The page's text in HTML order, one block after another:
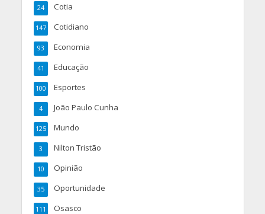
Cotia
24
Cotidiano
147
Economia
93
Educação
41
Esportes
100
João Paulo Cunha
4
Mundo
125
Nilton Tristão
3
Opinião
10
Oportunidade
35
Osasco
111